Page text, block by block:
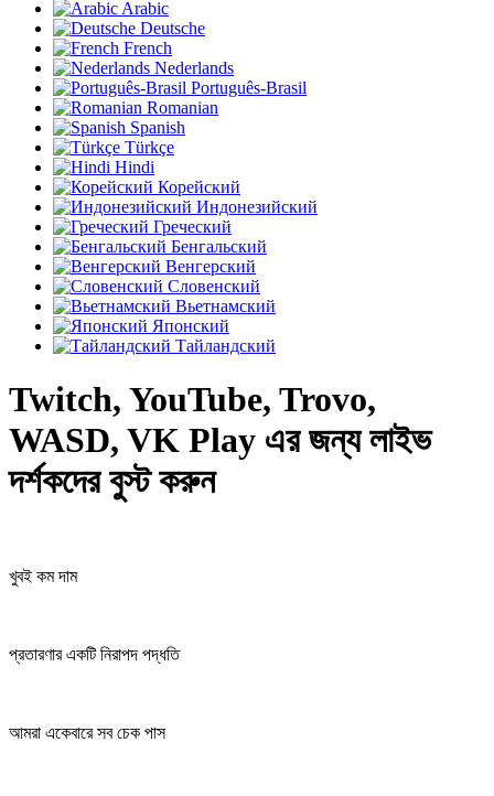
Arabic
Deutsche
French
Nederlands
Português-Brasil
Romanian
Spanish
Türkçe
Hindi
Корейский
Индонезийский
Греческий
Бенгальский
Венгерский
Словенский
Вьетнамский
Японский
Тайландский
Twitch, YouTube, Trovo,
WASD, VK Play এর জন্য লাইভ
দর্শকদের বুস্ট করুন
খুবই কম দাম
প্রতারণার একটি নিরাপদ পদ্ধতি
আমরা একেবারে সব চেক পাস